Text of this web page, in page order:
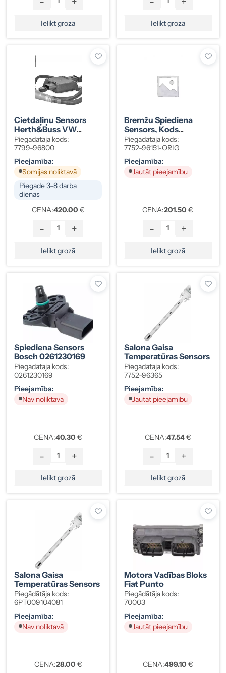
Ielikt grozā Ielikt grozā
Cietdaļiņu Sensors
Herth&Buss VW
Crafter, MAN TGE
Piegādātāja kods:
7799-96800
Pieejamība:
Somijas noliktavā
Piegāde 3–8 darba
dienās
CENA:420.00 €
- +
Ielikt grozā
Bremžu Spiediena
Sensors, Kods
30793669
Piegādātāja kods:
7752-96151-ORIG
Pieejamība:
Jautāt pieejamību
CENA:201.50 €
- +
Ielikt grozā
Spiediena Sensors
Bosch 0261230169
Piegādātāja kods:
0261230169
Pieejamība:
Nav noliktavā
CENA:40.30 €
- +
Ielikt grozā
Salona Gaisa
Temperatūras Sensors
Piegādātāja kods:
7752-96365
Pieejamība:
Jautāt pieejamību
CENA:47.54€
- +
Ielikt grozā
Salona Gaisa
Temperatūras Sensors
Piegādātāja kods:
6PT009104081
Pieejamība:
Nav noliktavā
CENA:28.00 €
Motora Vadības Bloks
Fiat Punto
Piegādātāja kods:
70003
Pieejamība:
Jautāt pieejamību
CENA:499.10 €